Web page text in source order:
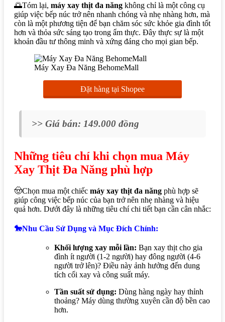
🌅Tóm lại, máy xay thịt đa năng không chỉ là một công cụ
giúp việc bếp núc trở nên nhanh chóng và nhẹ nhàng hơn, mà
còn là một phương tiện để bạn chăm sóc sức khỏe gia đình tốt
hơn và thỏa sức sáng tạo trong ẩm thực. Đây thực sự là một
khoản đầu tư thông minh và xứng đáng cho mọi gian bếp.
Máy Xay Đa Năng BehomeMall
Đặt hàng tại Shopee
>> Giá bán: 149.000 đồng
Những tiêu chí khi chọn mua Máy
Xay Thịt Đa Năng phù hợp
🤠Chọn mua một chiếc máy xay thịt đa năng phù hợp sẽ
giúp công việc bếp núc của bạn trở nên nhẹ nhàng và hiệu
quả hơn. Dưới đây là những tiêu chí chi tiết bạn cần cân nhắc:
🐎Nhu Cầu Sử Dụng và Mục Đích Chính:
Khối lượng xay mỗi lần: Bạn xay thịt cho gia
đình ít người (1-2 người) hay đông người (4-6
người trở lên)? Điều này ảnh hưởng đến dung
tích cối xay và công suất máy.
Tần suất sử dụng: Dùng hàng ngày hay thỉnh
thoảng? Máy dùng thường xuyên cần độ bền cao
hơn.